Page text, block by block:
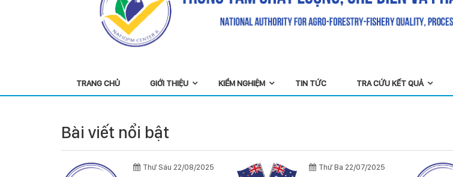
TRANG CHỦ GIỚI THIỆU KIỂM NGHIỆM TIN TỨC TRA CỨU KẾT QUẢ
Bài viết nổi bật
Thứ Sáu 22/08/2025 Thứ Ba 22/07/2025